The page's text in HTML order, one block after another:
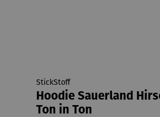
StickStoff
Hoodie Sauerland
Ton in Ton